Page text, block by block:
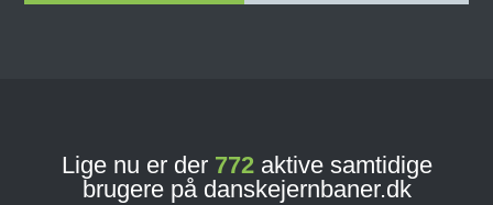
Lige nu er der 772aktive samtidige
brugere på danskejernbaner.dk